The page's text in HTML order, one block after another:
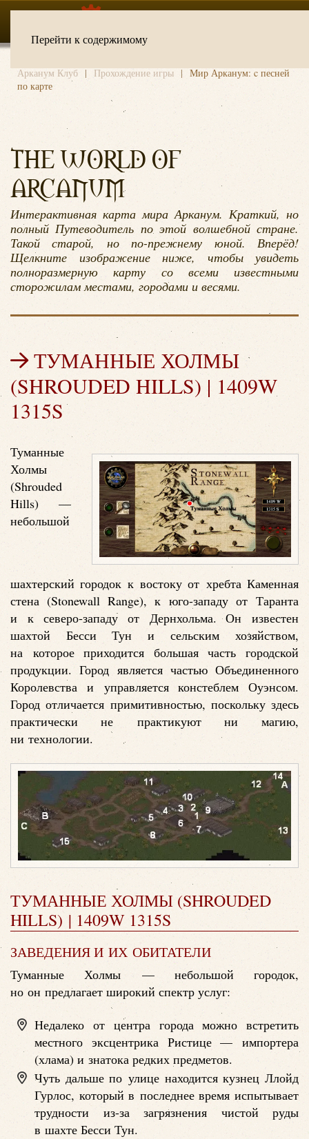
Перейти к содержимому
Арканум Клуб Прохождение игры
Мир Арканум: c песней
по карте
THE WORLD OF
ARCANUM
Интерактивная карта мира Арканум. Краткий, но
полный Путеводитель по этой волшебной стране.
Такой старой, но по-прежнему юной. Вперёд!
Щелкните изображение ниже, чтобы увидеть
полноразмерную карту со всеми известными
сторожилам местами, городами и весями.
ТУМАННЫЕ ХОЛМЫ
(SHROUDED HILLS) | 1409W
1315S
Туманные
Холмы
(Shrouded
Hills) —
небольшой
шахтерский городок к востоку от хребта Каменная
стена (Stonewall Range), к юго-западу от Таранта
и к северо-западу от Дернхольма. Он известен
шахтой Бесси Тун и сельским хозяйством,
на которое приходится большая часть городской
продукции. Город является частью Объединенного
Королевства и управляется констеблем Оуэнсом.
Город отличается примитивностью, поскольку здесь
практически не практикуют ни магию,
ни технологии.
ТУМАННЫЕ ХОЛМЫ (SHROUDED
HILLS) | 1409W 1315S
ЗАВЕДЕНИЯ И ИХ ОБИТАТЕЛИ
Туманные Холмы — небольшой городок,
но он предлагает широкий спектр услуг:
Недалеко от центра города можно встретить
местного эксцентрика Ристице — импортера
(хлама) и знатока редких предметов.
Чуть дальше по улице находится кузнец Ллойд
Гурлос, который в последнее время испытывает
трудности из-за загрязнения чистой руды
в шахте Бесси Тун.